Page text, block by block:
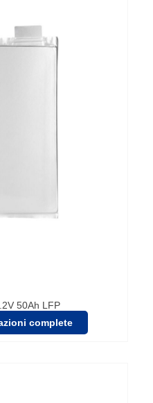
50Ah LFP
complete